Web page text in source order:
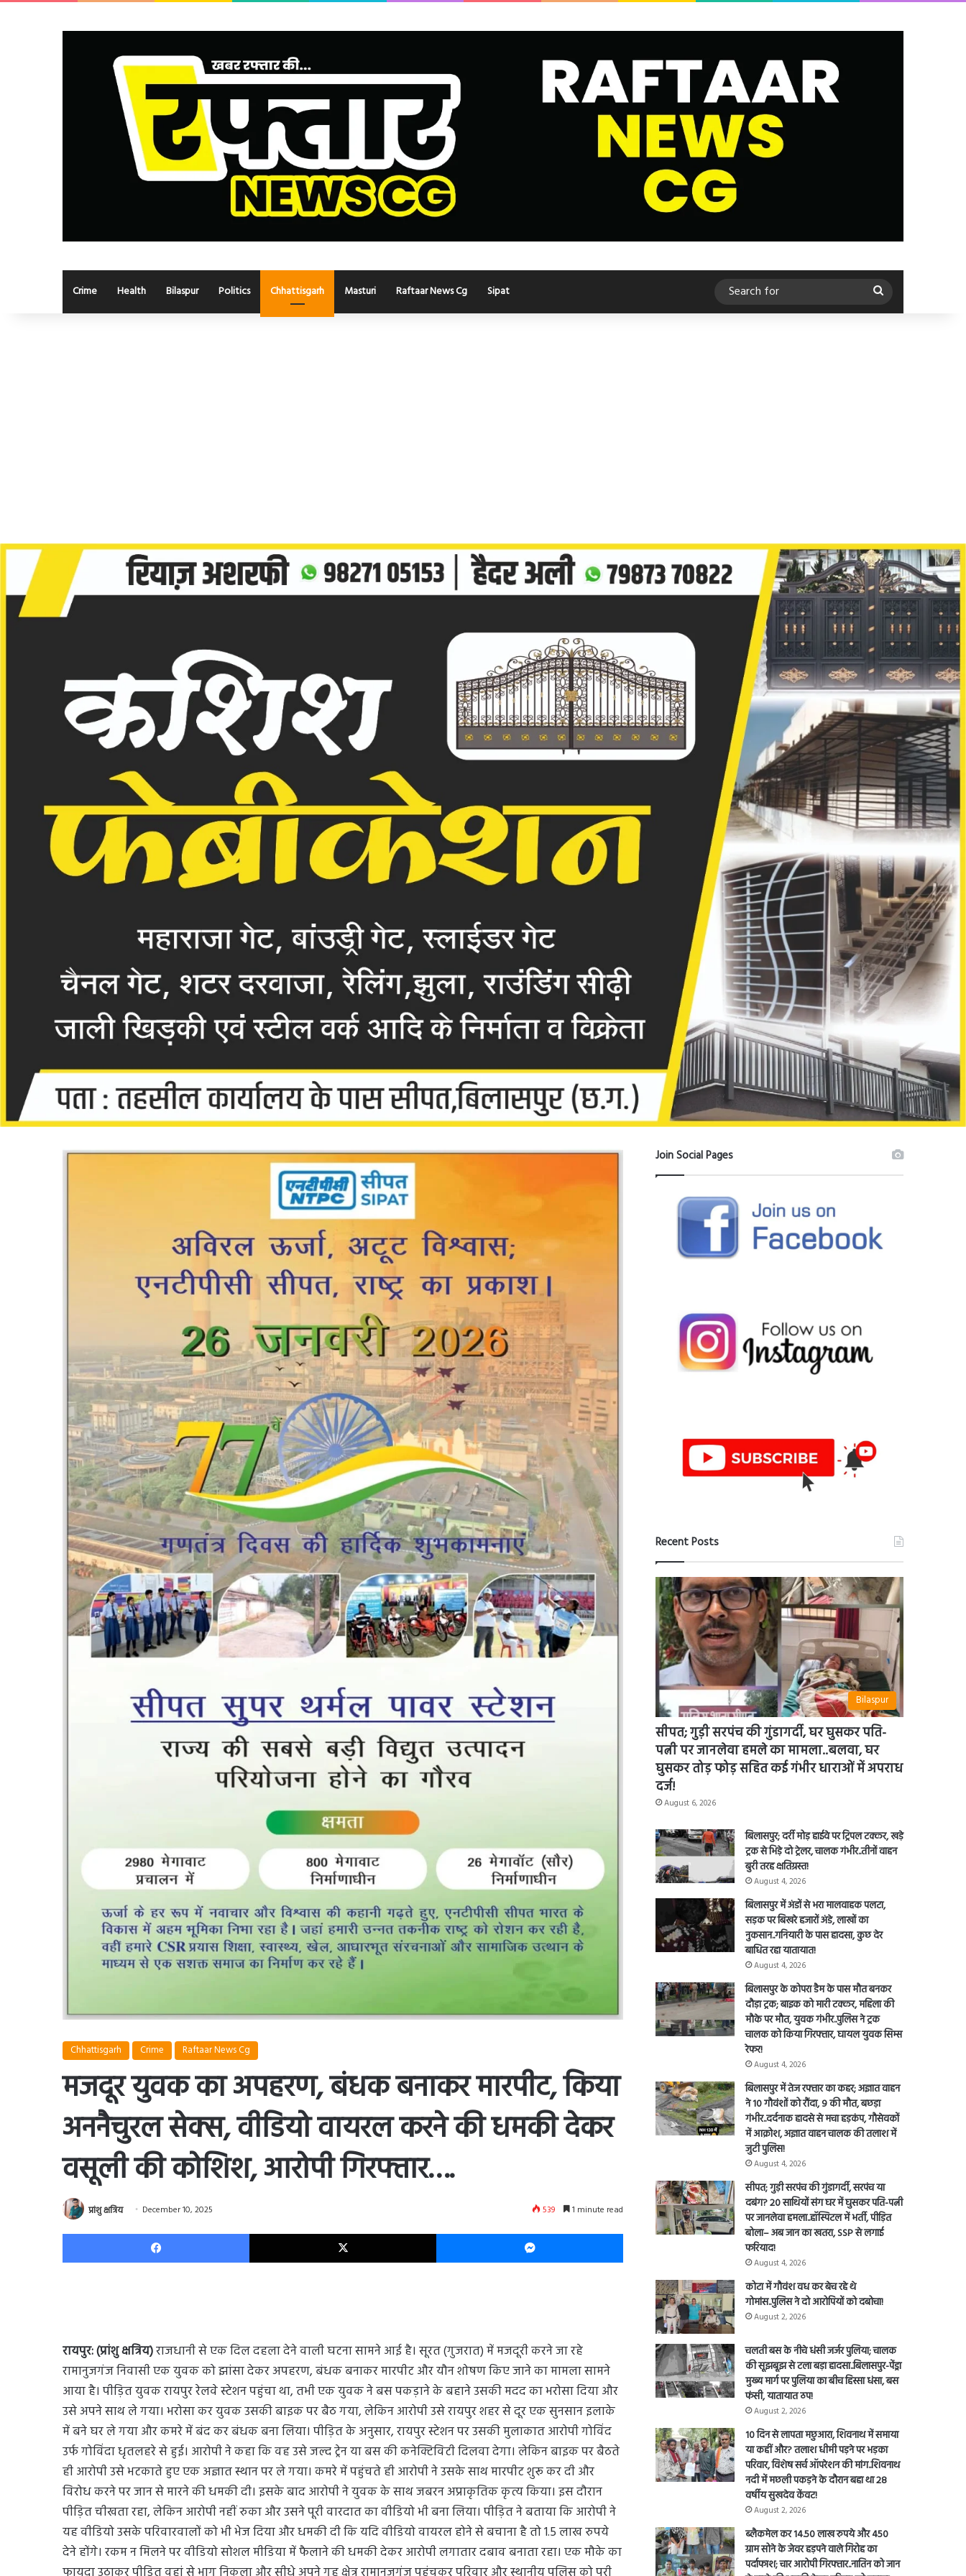
Crime Health Bilaspur Politics Chhattisgarh Masturi Raftaar News Cg Sipat
Search
for
Chhattisgarh Crime Raftaar News Cg
मजदूर युवक का अपहरण, बंधक बनाकर मारपीट, किया
अननैचुरल सेक्स, वीडियो वायरल करने की धमकी देकर
वसूली की कोशिश, आरोपी गिरफ्तार….
प्रांशु क्षत्रिय December 10, 2025 539 1 minute read
Facebook X Messenger
रायपुर: (प्रांशु क्षत्रिय)राजधानी से एक दिल दहला देने वाली घटना सामने आई है। सूरत (गुजरात) में मजदूरी करने जा रहे
रामानुजगंज निवासी एक युवक को झांसा देकर अपहरण, बंधक बनाकर मारपीट और यौन शोषण किए जाने का मामला सामने
आया है। पीड़ित युवक रायपुर रेलवे स्टेशन पहुंचा था, तभी एक युवक ने बस पकड़ाने के बहाने उसकी मदद का भरोसा दिया और
उसे अपने साथ ले गया। भरोसा कर युवक उसकी बाइक पर बैठ गया, लेकिन आरोपी उसे रायपुर शहर से दूर एक सुनसान इलाके
में बने घर ले गया और कमरे में बंद कर बंधक बना लिया। पीड़ित के अनुसार, रायपुर स्टेशन पर उसकी मुलाकात आरोपी गोविंद
उर्फ गोविंदा धृतलहरे से हुई। आरोपी ने कहा कि वह उसे जल्द ट्रेन या बस की कनेक्टिविटी दिलवा देगा। लेकिन बाइक पर बैठते
ही आरोपी उसे भटकाते हुए एक अज्ञात स्थान पर ले गया। कमरे में पहुंचते ही आरोपी ने उसके साथ मारपीट शुरू कर दी और
विरोध करने पर जान से मारने की धमकी दी। इसके बाद आरोपी ने युवक के साथ जबरन अप्राकृतिक कृत्य किया। इस दौरान
पीड़ित चीखता रहा, लेकिन आरोपी नहीं रुका और उसने पूरी वारदात का वीडियो भी बना लिया। पीड़ित ने बताया कि आरोपी ने
यह वीडियो उसके परिवारवालों को भी भेज दिया और धमकी दी कि यदि वीडियो वायरल होने से बचाना है तो 1.5 लाख रुपये
देने होंगे। रकम न मिलने पर वीडियो सोशल मीडिया में फैलाने की धमकी देकर आरोपी लगातार दबाव बनाता रहा। एक मौके का
Join Social Pages
Recent Posts
Bilaspur
सीपत; गुड़ी सरपंच की गुंडागर्दी, घर घुसकर पति-
पत्नी पर जानलेवा हमले का मामला..बलवा, घर
घुसकर तोड़ फोड़ सहित कई गंभीर धाराओं में अपराध
दर्ज!
August 6, 2026
बिलासपुर; दर्री मोड़ हाईवे पर ट्रिपल टक्कर, खड़े
ट्रक से भिड़े दो ट्रेलर, चालक गंभीर..तीनों वाहन
बुरी तरह क्षतिग्रस्त!
August 4, 2026
बिलासपुर में अंडों से भरा मालवाहक पलटा,
सड़क पर बिखरे हजारों अंडे, लाखों का
नुकसान..गनियारी के पास हादसा, कुछ देर
बाधित रहा यातायात!
August 4, 2026
बिलासपुर के कोपरा डैम के पास मौत बनकर
दौड़ा ट्रक; बाइक को मारी टक्कर, महिला की
मौके पर मौत, युवक गंभीर..पुलिस ने ट्रक
चालक को किया गिरफ्तार, घायल युवक सिम्स
रेफर!
August 4, 2026
बिलासपुर में तेज रफ्तार का कहर; अज्ञात वाहन
ने 10 गौवंशों को रौंदा, 9 की मौत, बछड़ा
गंभीर..दर्दनाक हादसे से मचा हड़कंप, गौसेवकों
में आक्रोश, अज्ञात वाहन चालक की तलाश में
जुटी पुलिस!
August 4, 2026
सीपत; गुड़ी सरपंच की गुंडागर्दी, सरपंच या
दबंग? 20 साथियों संग घर में घुसकर पति-पत्नी
पर जानलेवा हमला..हॉस्पिटल में भर्ती, पीड़ित
बोला– अब जान का खतरा, SSP से लगाई
फरियाद!
August 4, 2026
कोटा में गौवंश वध कर बेच रहे थे
गोमांस..पुलिस ने दो आरोपियों को दबोचा!
August 2, 2026
चलती बस के नीचे धंसी जर्जर पुलिया; चालक
की सूझबूझ से टला बड़ा हादसा..बिलासपुर-पेंड्रा
मुख्य मार्ग पर पुलिया का बीच हिस्सा धंसा, बस
फंसी, यातायात ठप!
August 2, 2026
10 दिन से लापता मछुआरा, शिवनाथ में समाया
या कहीं और? तलाश धीमी पड़ने पर भड़का
परिवार, विशेष सर्च ऑपरेशन की मांग..शिवनाथ
नदी में मछली पकड़ने के दौरान बहा था 28
वर्षीय सुखदेव केंवट!
August 2, 2026
ब्लैकमेल कर 14.50 लाख रुपये और 450
ग्राम सोने के जेवर हड़पने वाले गिरोह का
पर्दाफाश; चार आरोपी गिरफ्तार..नातिन को जान